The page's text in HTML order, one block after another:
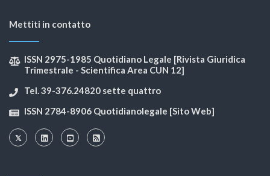
Mettiti in contatto
ISSN 2975-1985 Quotidiano Legale [Rivista Giuridica
Trimestrale - Scientifica Area CUN 12]
Tel. 39-376.24820 sette quattro
ISSN 2784-8906 Quotidianolegale [Sito Web]